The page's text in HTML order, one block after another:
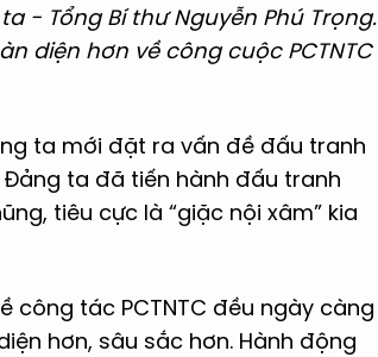
- Tổng Bí thư Nguyễn Phú Trọng.
diện hơn về công cuộc PCTNTC
ta mới đặt ra vấn đề đấu tranh
Đảng ta đã tiến hành đấu tranh
tiêu cực là “giặc nội xâm” kia
công tác PCTNTC đều ngày càng
hơn, sâu sắc hơn. Hành động